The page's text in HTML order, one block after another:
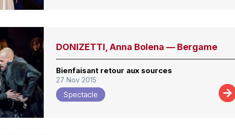
DONIZETTI, Anna Bolena — Bergame
Bienfaisant retour aux sources
27 Nov 2015
Spectacle